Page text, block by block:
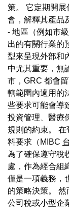
策。 它定期開
會，解釋其產品
- 地區（例如市
出的有關行業的
型來呈現外部和
中尤其重要，無
市，GRC 都會
轄範圍內適用的
些要求可能會導
投資管理、醫療
規則的約束。
料要求（MIBC
為了確保遵守稅
處，作為經合組
僅是一項義務，
的策略決策。
公司稅或小型企